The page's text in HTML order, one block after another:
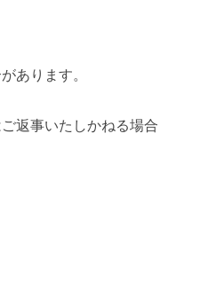
あります。
返事いたしかねる場合